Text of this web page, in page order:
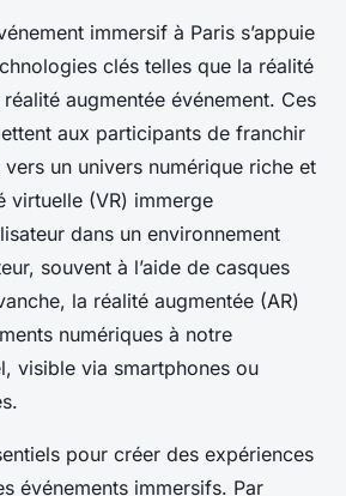
immersif à Paris s’appuie
clés telles que la réalité
augmentée événement. Ces
aux participants de franchir
un univers numérique riche et
virtuelle (VR) immerge
dans un environnement
souvent à l’aide de casques
la réalité augmentée (AR)
numériques à notre
visible via smartphones ou
pour créer des expériences
événements immersifs. Par